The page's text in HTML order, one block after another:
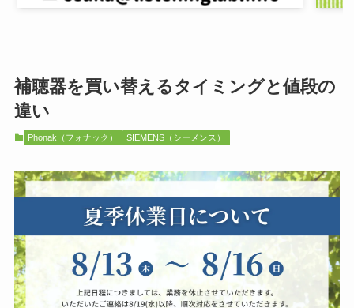
補聴器を買い替えるタイミングと値段の
違い
Phonak（フォナック） SIEMENS（シーメンス）